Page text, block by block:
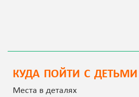
КУДА ПОЙТИ С ДЕТЬМИ
Места в деталях